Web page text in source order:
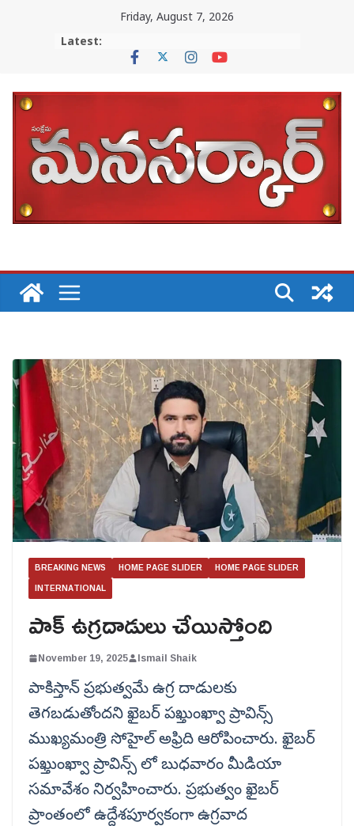
Friday, August 7, 2026
Latest:
BREAKING NEWS HOME PAGE SLIDER
HOME PAGE SLIDER
INTERNATIONAL
పాక్ ఉగ్రదాడులు చేయిస్తోంది
November 19, 2025 Ismail Shaik
పాకిస్తాన్ ప్రభుత్వమే ఉగ్ర దాడులకు
తెగబడుతోందని ఖైబర్‌ పఖ్తుంఖ్వా ప్రావిన్స్‌
ముఖ్యమంత్రి సోహైల్‌ అఫ్రిది ఆరోపించారు. ఖైబర్
పఖ్తుంఖ్వా ప్రావిన్స్ లో బుధవారం మీడియా
సమావేశం నిర్వహించారు. ప్రభుత్వం ఖైబర్‌
ప్రాంతంలో ఉద్దేశపూర్వకంగా ఉగ్రవాద